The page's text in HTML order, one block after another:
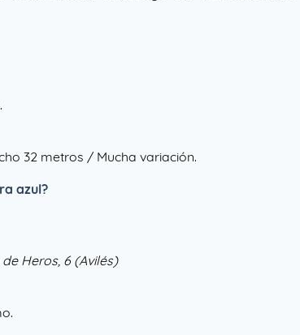
32 metros / Mucha variación.
azul?
Heros, 6 (Avilés)